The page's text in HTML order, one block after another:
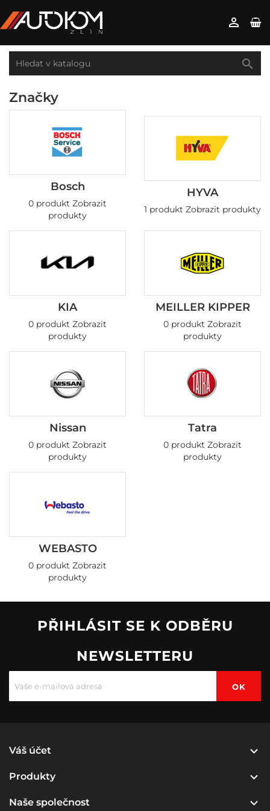


Značky
Bosch
0 produkt Zobrazit
produkty
HYVA
1 produkt Zobrazit produkty
KIA
0 produkt Zobrazit
produkty
MEILLER KIPPER
0 produkt Zobrazit
produkty
Nissan
0 produkt Zobrazit
produkty
Tatra
0 produkt Zobrazit
produkty
WEBASTO
0 produkt Zobrazit
produkty
PŘIHLÁSIT SE K ODBĚRU
NEWSLETTERU
Váš účet 
Produkty 
Naše společnost 